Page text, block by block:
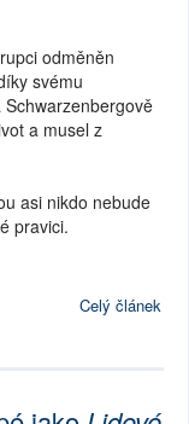
odměněn
svému
a musel z
asi nikdo nebude
pravici.
Celý článek